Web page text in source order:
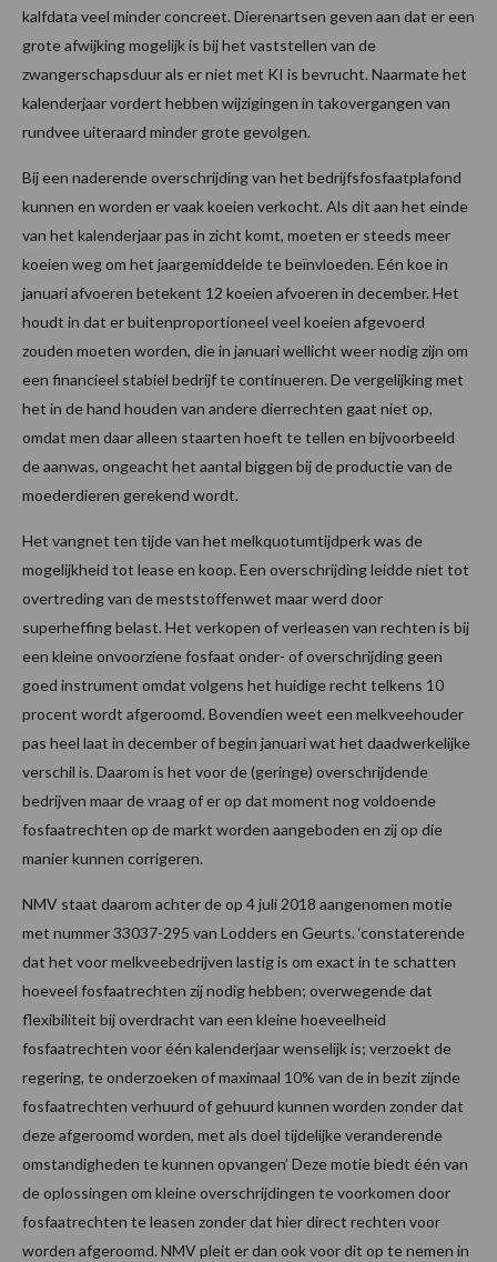
kalfdata veel minder concreet. Dierenartsen geven aan dat er een
grote afwijking mogelijk is bij het vaststellen van de
zwangerschapsduur als er niet met KI is bevrucht. Naarmate het
kalenderjaar vordert hebben wijzigingen in takovergangen van
rundvee uiteraard minder grote gevolgen.
Bij een naderende overschrijding van het bedrijfsfosfaatplafond
kunnen en worden er vaak koeien verkocht. Als dit aan het einde
van het kalenderjaar pas in zicht komt, moeten er steeds meer
koeien weg om het jaargemiddelde te beïnvloeden. Eén koe in
januari afvoeren betekent 12 koeien afvoeren in december. Het
houdt in dat er buitenproportioneel veel koeien afgevoerd
zouden moeten worden, die in januari wellicht weer nodig zijn om
een financieel stabiel bedrijf te continueren. De vergelijking met
het in de hand houden van andere dierrechten gaat niet op,
omdat men daar alleen staarten hoeft te tellen en bijvoorbeeld
de aanwas, ongeacht het aantal biggen bij de productie van de
moederdieren gerekend wordt.
Het vangnet ten tijde van het melkquotumtijdperk was de
mogelijkheid tot lease en koop. Een overschrijding leidde niet tot
overtreding van de meststoffenwet maar werd door
superheffing belast. Het verkopen of verleasen van rechten is bij
een kleine onvoorziene fosfaat onder- of overschrijding geen
goed instrument omdat volgens het huidige recht telkens 10
procent wordt afgeroomd. Bovendien weet een melkveehouder
pas heel laat in december of begin januari wat het daadwerkelijke
verschil is. Daarom is het voor de (geringe) overschrijdende
bedrijven maar de vraag of er op dat moment nog voldoende
fosfaatrechten op de markt worden aangeboden en zij op die
manier kunnen corrigeren.
NMV staat daarom achter de op 4 juli 2018 aangenomen motie
met nummer 33037-295 van Lodders en Geurts. ‘constaterende
dat het voor melkveebedrijven lastig is om exact in te schatten
hoeveel fosfaatrechten zij nodig hebben; overwegende dat
flexibiliteit bij overdracht van een kleine hoeveelheid
fosfaatrechten voor één kalenderjaar wenselijk is; verzoekt de
regering, te onderzoeken of maximaal 10% van de in bezit zijnde
fosfaatrechten verhuurd of gehuurd kunnen worden zonder dat
deze afgeroomd worden, met als doel tijdelijke veranderende
omstandigheden te kunnen opvangen’ Deze motie biedt één van
de oplossingen om kleine overschrijdingen te voorkomen door
fosfaatrechten te leasen zonder dat hier direct rechten voor
worden afgeroomd. NMV pleit er dan ook voor dit op te nemen in